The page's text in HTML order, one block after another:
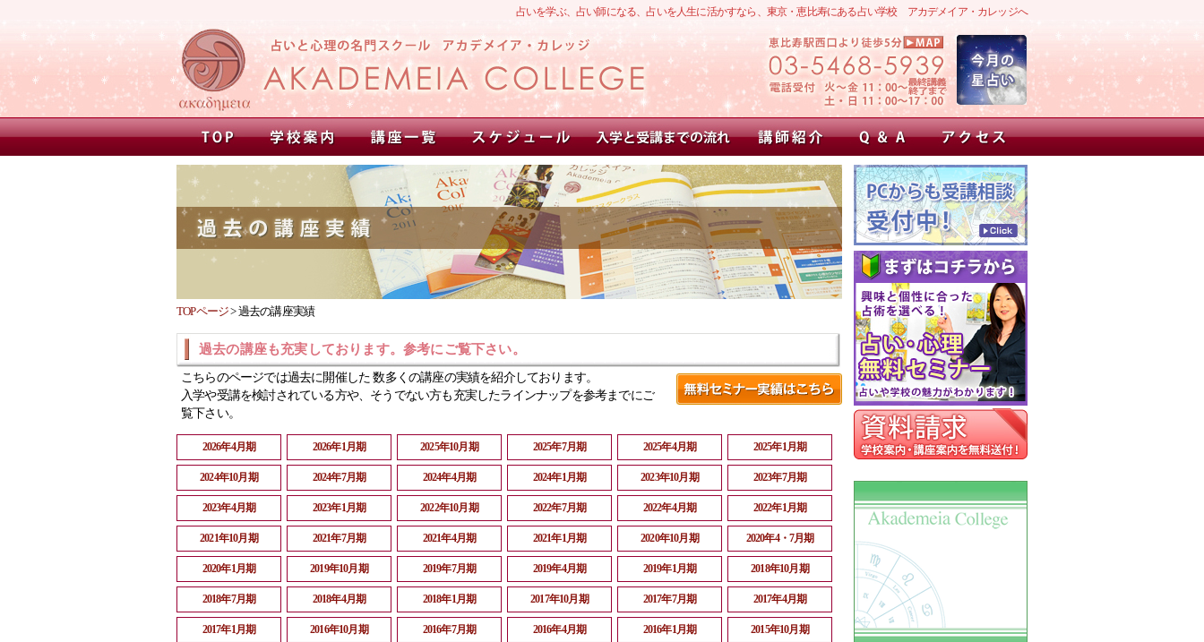
占いを学ぶ、占い師になる、占いを人生に活かすなら、東京・恵比寿にある占い学校 アカデメイア・カレッジへ
TOPページ>過去の講座実績
過去の講座も充実しております。参考にご覧下さい。
こちらのページでは過去に開催した 数多くの講座の実績を紹介しております。
入学や受講を検討されている方や、そうでない方も充実したラインナップを参考までにご
覧下さい。
2026年4月期 2026年1月期 2025年10月期 2025年7月期 2025年4月期 2025年1月期
2024年10月期 2024年7月期 2024年4月期 2024年1月期 2023年10月期 2023年7月期
2023年4月期 2023年1月期 2022年10月期 2022年7月期 2022年4月期 2022年1月期
2021年10月期 2021年7月期 2021年4月期 2021年1月期 2020年10月期 2020年4・7月期
2020年1月期 2019年10月期 2019年7月期 2019年4月期 2019年1月期 2018年10月期
2018年7月期 2018年4月期 2018年1月期 2017年10月期 2017年7月期 2017年4月期
2017年1月期 2016年10月期 2016年7月期 2016年4月期 2016年1月期 2015年10月期